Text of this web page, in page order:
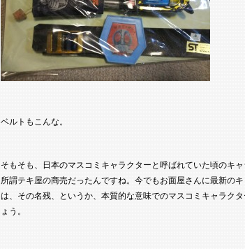
ベルトもこんな。
そもそも、日本のマスコミキャラクターと呼ばれていた頃のキ
所謂テキ屋の商売だったんですね。今でもお面屋さんに最新の
は、その名残、というか、本質的な意味でのマスコミキャラク
ょう。